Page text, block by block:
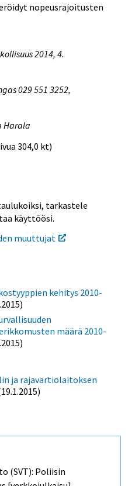
nopeusrajoitusten
2014, 4.
029 551 3252,
Harala
304,0 kt)
tarkastele
käyttöösi.
muuttujat
kehitys 2010-
määrä 2010-
ja rajavartiolaitoksen
(SVT): Poliisin